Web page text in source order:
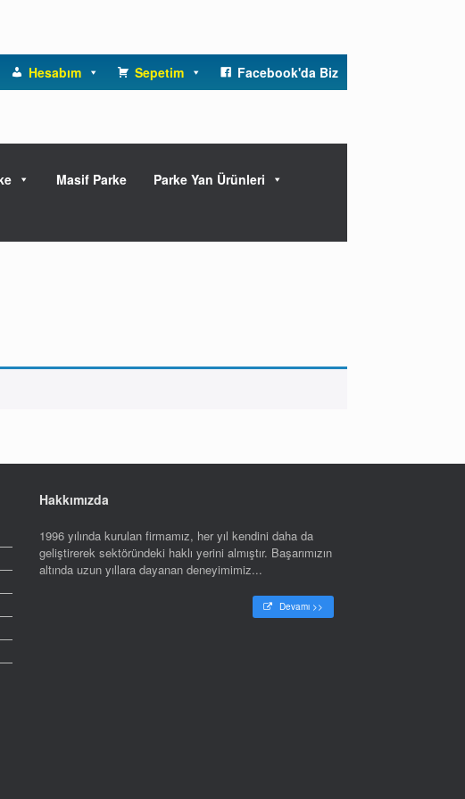
Hesabım Sepetim Facebook'da Biz
Masif Parke
Parke Yan Ürünleri
Hakkımızda
1996 yılında kurulan firmamız, her yıl kendini daha da
geliştirerek sektöründeki haklı yerini almıştır. Başarımızın
altında uzun yıllara dayanan deneyimimiz...
Devamı >>